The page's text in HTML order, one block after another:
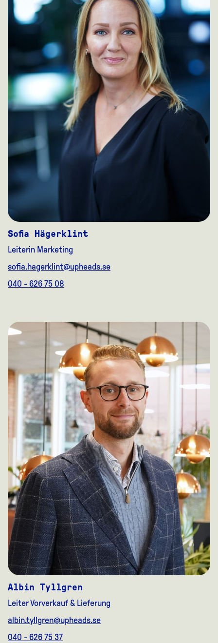
Sofia Hägerklint
Leiterin Marketing
sofia.hagerklint@upheads.se
040 - 626 75 08
Albin Tyllgren
Leiter Vorverkauf & Lieferung
albin.tyllgren@upheads.se
040 - 626 75 37